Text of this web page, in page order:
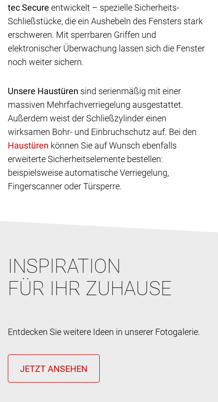
tec Secure entwickelt – spezielle Sicherheits-
Schließstücke, die ein Aushebeln des Fensters stark
erschweren. Mit sperrbaren Griffen und
elektronischer Überwachung lassen sich die Fenster
noch weiter sichern.
Unsere Haustüren sind serienmäßig mit einer
massiven Mehrfachverriegelung ausgestattet.
Außerdem weist der Schließzylinder einen
wirksamen Bohr- und Einbruchschutz auf. Bei den
können Sie auf Wunsch ebenfalls
erweiterte Sicherheitselemente bestellen:
beispielsweise automatische Verriegelung,
Fingerscanner oder Türsperre.
INSPIRATION
FÜR IHR ZUHAUSE
Entdecken Sie weitere Ideen in unserer Fotogalerie.